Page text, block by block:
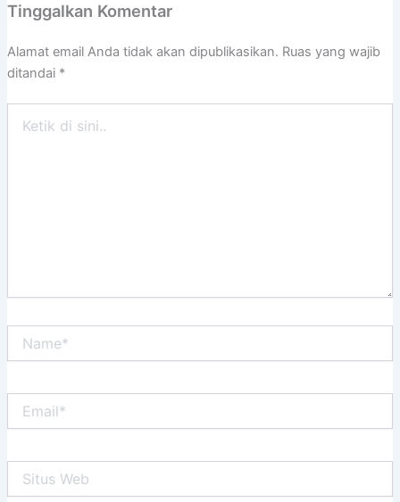
Tinggalkan Komentar
Alamat email Anda tidak akan dipublikasikan. Ruas yang wajib
ditandai *
Web